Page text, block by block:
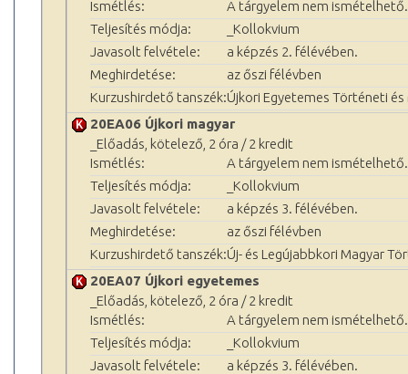
Ismétlés:
A tárgyelem nem ismételhető.
Teljesítés módja:
_Kollokvium
Javasolt felvétele:
a képzés 2. félévében.
Meghirdetése:
az őszi félévben
Kurzushirdető tanszék:Újkori Egyetemes Történeti
20EA06 Újkori magyar
_Előadás, kötelező, 2 óra / 2 kredit
Ismétlés:
A tárgyelem nem ismételhető.
Teljesítés módja:
_Kollokvium
Javasolt felvétele:
a képzés 3. félévében.
Meghirdetése:
az őszi félévben
Kurzushirdető tanszék:Új- és Legújabbkori Magyar
20EA07 Újkori egyetemes
_Előadás, kötelező, 2 óra / 2 kredit
Ismétlés:
A tárgyelem nem ismételhető.
Teljesítés módja:
_Kollokvium
Javasolt felvétele:
a képzés 3. félévében.